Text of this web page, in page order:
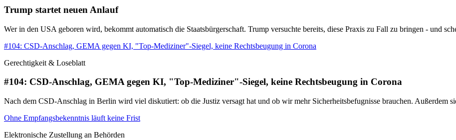
Trump startet neuen Anlauf
Wer in den USA geboren wird, bekommt automatisch die Staatsbürgerschaft. Trump versuchte bereits, diese Praxis zu Fall zu bringen - und
#104: CSD-Anschlag, GEMA gegen KI, "Top-Mediziner"-Siegel, keine Rechtsbeugung in Corona
Gerechtigkeit & Loseblatt
#104: CSD-Anschlag, GEMA gegen KI, "Top-Mediziner"-Siegel, keine Rechtsbeugung in Corona
Nach dem CSD-Anschlag in Berlin wird viel diskutiert: ob die Justiz versagt hat und ob wir mehr Sicherheitsbefugnisse brauchen. Außerdem
Ohne Empfangsbekenntnis läuft keine Frist
Elektronische Zustellung an Behörden